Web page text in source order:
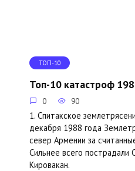
ТОП-10
Топ-10 катастроф
0 90
1. Спитакское
декабря 1988 года
север Армении за
Сильнее всего пострадали
Кировакан.